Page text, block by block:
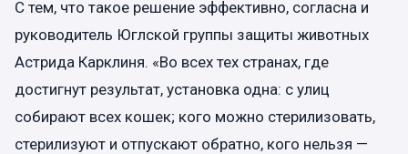
С тем, что такое решение эффективно, согласна и
руководитель Юглской группы защиты животных
Астрида Карклиня. «Во всех тех странах, где
достигнут результат, установка одна: с улиц
собирают всех кошек; кого можно стерилизовать,
стерилизуют и отпускают обратно, кого нельзя —